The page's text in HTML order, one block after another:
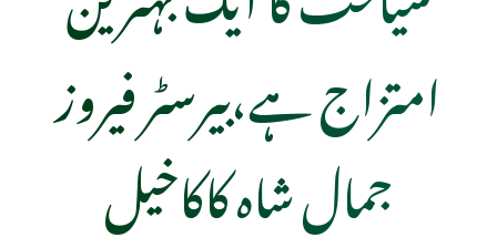
امتزاج ہے،بیرسٹر فیروز
جمال شاہ کاکاخیل